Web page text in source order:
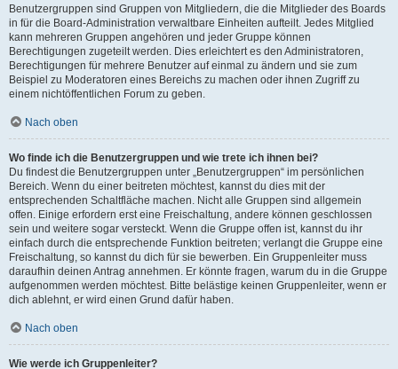
Benutzergruppen sind Gruppen von Mitgliedern, die die Mitglieder des Boards
in für die Board-Administration verwaltbare Einheiten aufteilt. Jedes Mitglied
kann mehreren Gruppen angehören und jeder Gruppe können
Berechtigungen zugeteilt werden. Dies erleichtert es den Administratoren,
Berechtigungen für mehrere Benutzer auf einmal zu ändern und sie zum
Beispiel zu Moderatoren eines Bereichs zu machen oder ihnen Zugriff zu
einem nichtöffentlichen Forum zu geben.
Nach oben
Wo finde ich die Benutzergruppen und wie trete ich ihnen bei?
Du findest die Benutzergruppen unter „Benutzergruppen“ im persönlichen
Bereich. Wenn du einer beitreten möchtest, kannst du dies mit der
entsprechenden Schaltfläche machen. Nicht alle Gruppen sind allgemein
offen. Einige erfordern erst eine Freischaltung, andere können geschlossen
sein und weitere sogar versteckt. Wenn die Gruppe offen ist, kannst du ihr
einfach durch die entsprechende Funktion beitreten; verlangt die Gruppe eine
Freischaltung, so kannst du dich für sie bewerben. Ein Gruppenleiter muss
daraufhin deinen Antrag annehmen. Er könnte fragen, warum du in die Gruppe
aufgenommen werden möchtest. Bitte belästige keinen Gruppenleiter, wenn er
dich ablehnt, er wird einen Grund dafür haben.
Nach oben
Wie werde ich Gruppenleiter?